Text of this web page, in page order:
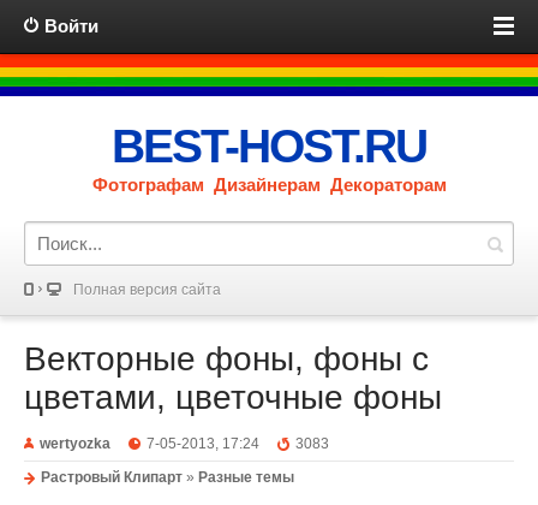
Войти
BEST-HOST.RU
Фотографам Дизайнерам Декораторам
Полная версия сайта
Векторные фоны, фоны с
цветами, цветочные фоны
wertyozka 7-05-2013, 17:24
3083
Растровый Клипарт » Разные темы